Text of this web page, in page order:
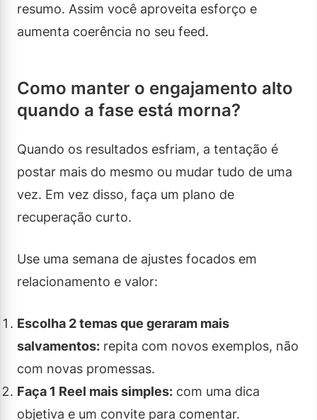
resumo. Assim você aproveita esforço e
aumenta coerência no seu feed.
Como manter o engajamento alto
quando a fase está morna?
Quando os resultados esfriam, a tentação é
postar mais do mesmo ou mudar tudo de uma
vez. Em vez disso, faça um plano de
recuperação curto.
Use uma semana de ajustes focados em
relacionamento e valor:
Escolha 2 temas que geraram mais
salvamentos: repita com novos exemplos, não
com novas promessas.
Faça 1 Reel mais simples: com uma dica
objetiva e um convite para comentar.